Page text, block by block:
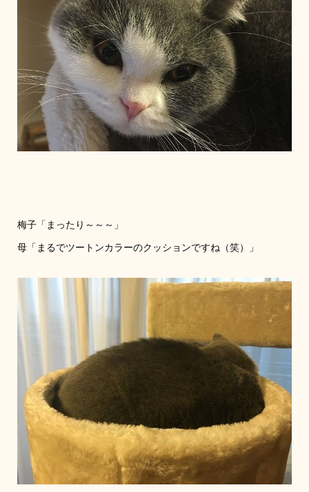
梅子「まったり～～～」
母「まるでツートンカラーのクッションですね（笑）」